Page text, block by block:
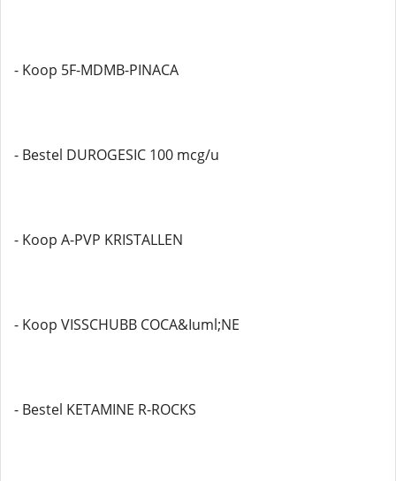
- Koop 5F-MDMB-PINACA
- Bestel DUROGESIC 100 mcg/u
- Koop A-PVP KRISTALLEN
- Koop VISSCHUBB COCA&Iuml;NE
- Bestel KETAMINE R-ROCKS